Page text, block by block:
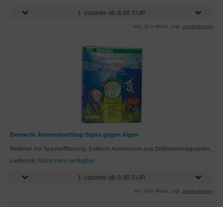
1 Variante ab 8,98 EUR
inkl. 19 % MwSt. zzgl. Versandkosten
Dennerle AmmoniumStop Supra gegen Algen
Material zur Spezialfilterung. Entfernt Ammonium aus Süßwasseraquarien.
Lieferzeit: Nicht mehr verfügbar
1 Variante ab 9,95 EUR
inkl. 19 % MwSt. zzgl. Versandkosten